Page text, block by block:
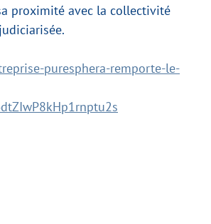
proximité avec la collectivité
puresphera-remporte-le-